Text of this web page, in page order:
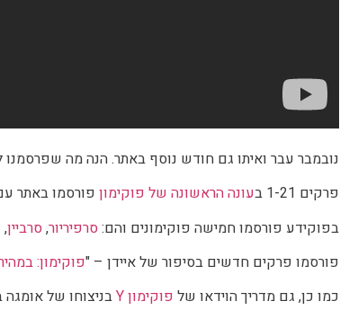
נובמבר עבר ואיתו גם חודש נוסף באתר. הנה מה
פרקים 1-21 ב
עונה הראשונה של פוקימוןפורסמו באתר
בפוקידע פורסמו חמישה פוקימונים והם:סרפיריור,סרביין,
פורסמו פרקים חדשים בסיפור של איידן – "פוקימון:
כמו כן, גם מדריך הוידאו של פוקימון Y בניצוחו של